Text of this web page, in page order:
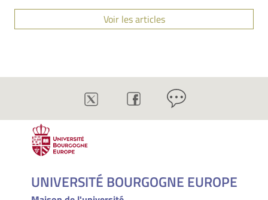
Voir les articles
UNIVERSITÉ BOURGOGNE EUROPE